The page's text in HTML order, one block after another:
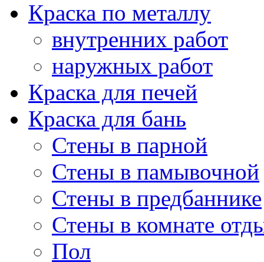
Краска по металлу
внутренних работ
наружных работ
Краска для печей
Краска для бань
Стены в парной
Стены в памывочной
Стены в предбаннике
Стены в комнате
Пол